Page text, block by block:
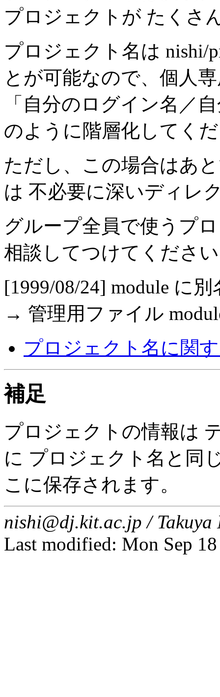
プロジェクトが たくさ
プロジェクト名は nishi/
とが可能なので、個人
「自分のログイン名／
のように階層化してく
ただし、この場合はあ
は 不必要に深いディレ
グループ全員で使うプ
相談してつけてくださ
[1999/08/24] module に
→ 管理用ファイル
プロジェクト名に関
補足
プロジェクトの情報は
に プロジェクト名と同
こに保存されます。
nishi@dj.kit.ac.jp / Takuya
Last modified: Mon Sep